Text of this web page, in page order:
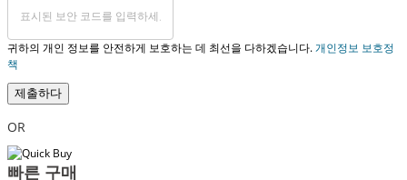
귀하의 개인 정보를 안전하게 보호하는 데 최선을 다하겠습니다.개인정보 보호정
책
제출하다
OR
빠른 구매